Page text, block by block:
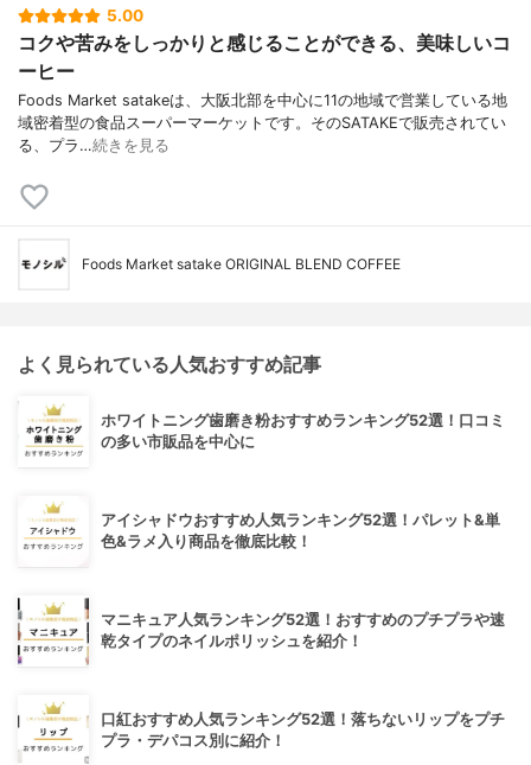
5.00
コクや苦みをしっかりと感じることができる、美味しいコ
ーヒー
Foods Market satakeは、大阪北部を中心に11の地域で営業している地
域密着型の食品スーパーマーケットです。そのSATAKEで販売されてい
る、プラ…続きを見る
Foods Market satake ORIGINAL BLEND COFFEE
よく見られている人気おすすめ記事
ホワイトニング歯磨き粉おすすめランキング52選！口コミ
の多い市販品を中心に
アイシャドウおすすめ人気ランキング52選！パレット&単
色&ラメ入り商品を徹底比較！
マニキュア人気ランキング52選！おすすめのプチプラや速
乾タイプのネイルポリッシュを紹介！
口紅おすすめ人気ランキング52選！落ちないリップをプチ
プラ・デパコス別に紹介！